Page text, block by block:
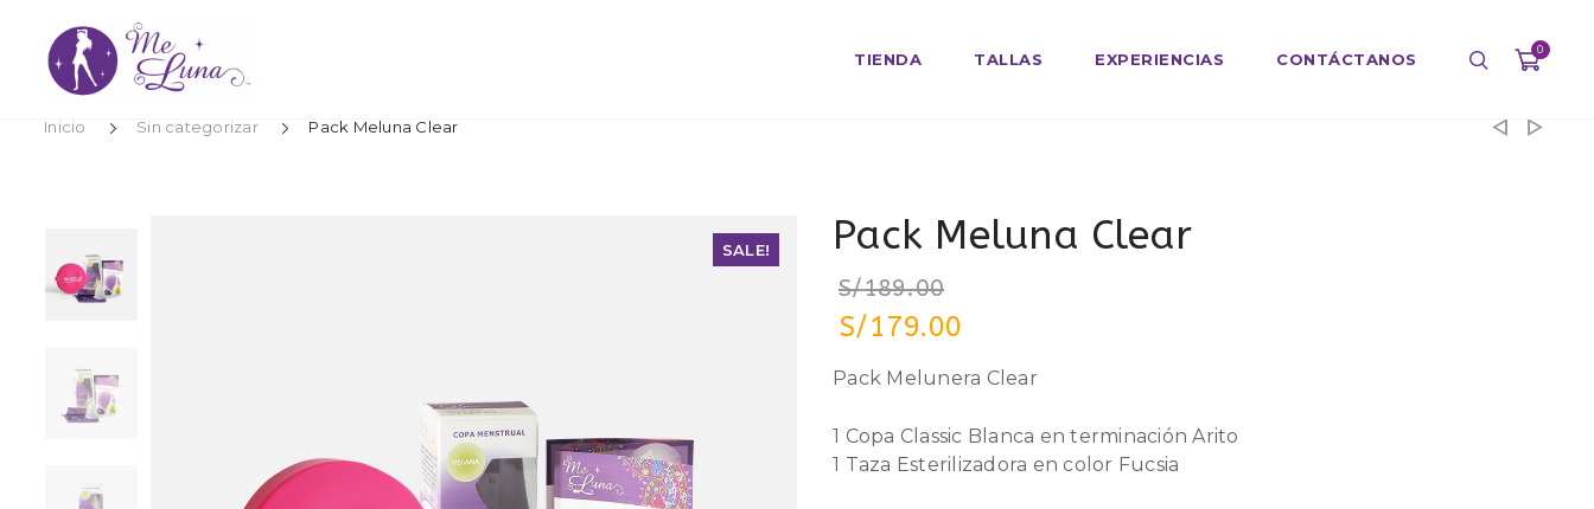
TIENDA TALLAS EXPERIENCIAS CONTÁCTANOS
0
Inicio Sin categorizar Pack Meluna Clear
SALE!
SALE! Pack Meluna Clear
S/189.00
S/179.00
Pack Melunera Clear
1 Copa Classic Blanca en terminación Arito
1 Taza Esterilizadora en color Fucsia